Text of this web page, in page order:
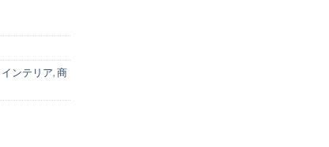
インテリア,商